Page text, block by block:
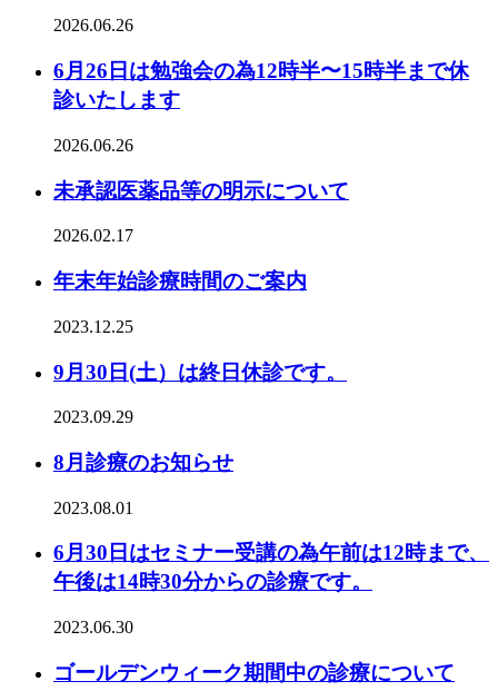
2026.06.26
6月26日は勉強会の為12時半〜15時半まで休
診いたします
2026.06.26
未承認医薬品等の明示について
2026.02.17
年末年始診療時間のご案内
2023.12.25
9月30日(土）は終日休診です。
2023.09.29
8月診療のお知らせ
2023.08.01
6月30日はセミナー受講の為午前は12時まで、
午後は14時30分からの診療です。
2023.06.30
ゴールデンウィーク期間中の診療について